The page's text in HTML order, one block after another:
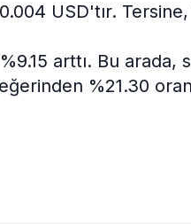
USD'tır.
arttı. Bu arada,
%21.30